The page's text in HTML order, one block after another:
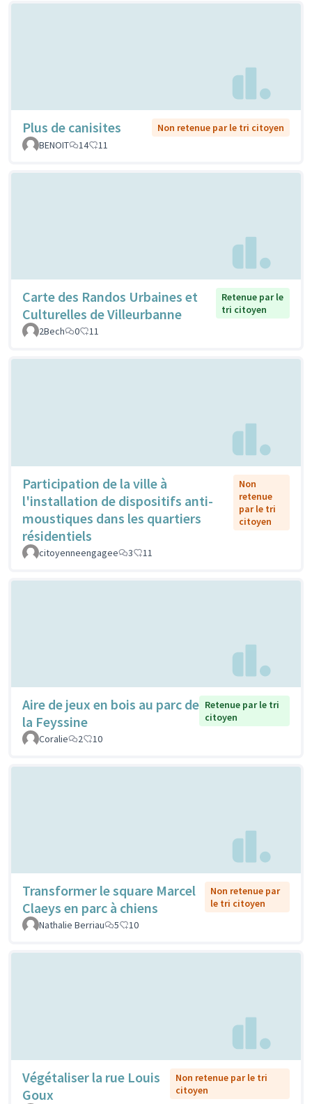
Plus de canisites
Non retenue par le tri citoyen
BENOIT
14 11
Carte des Randos Urbaines et
Culturelles de Villeurbanne
Retenue par le
tri citoyen
2Bech
0 11
Participation de la ville à
l'installation de dispositifs anti-
moustiques dans les quartiers
résidentiels
Non
retenue
par le tri
citoyen
citoyenneengagee 3 11
Aire de jeux en bois au parc de
la Feyssine
Retenue par le tri
citoyen
Coralie
2 10
Transformer le square Marcel
Claeys en parc à chiens
Non retenue par
le tri citoyen
Nathalie Berriau
5 10
Végétaliser la rue Louis
Goux
Non retenue par le tri
citoyen